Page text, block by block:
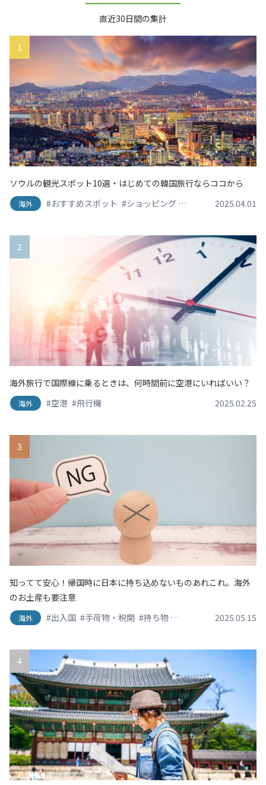
直近30日間の集計
1
ソウルの観光スポット10選・はじめての韓国旅行ならココから
海外 #おすすめスポット #ショッピング #スイーツ・デザート
2025.04.01
2
海外旅行で国際線に乗るときは、何時間前に空港にいればいい？
海外 #空港 #飛行機 2025.02.25
3
知ってて安心！帰国時に日本に持ち込めないものあれこれ。海外
のお土産も要注意
海外 #出入国 #手荷物・税関 #持ち物 #渡航情報 #空港
2025.05.15
4